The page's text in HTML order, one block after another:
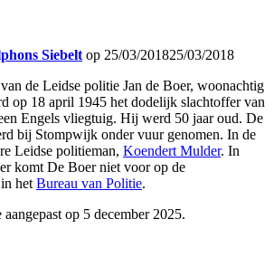
Siebelt op 25/03/201825/03/2018
de Leidse politie Jan de Boer, woonachtig
op 18 april 1945 het dodelijk slachtoffer van
Engels vliegtuig. Hij werd 50 jaar oud. De
bij Stompwijk onder vuur genomen. In de
Leidse politieman, Koendert Mulder. In
komt De Boer niet voor op de
het Bureau van Politie.
op 5 december 2025.